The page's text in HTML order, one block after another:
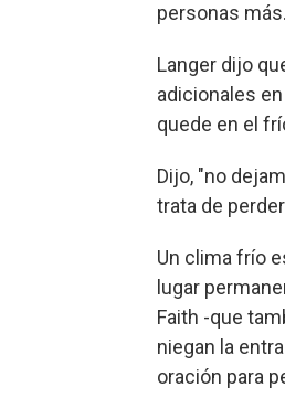
personas más.
Langer dijo
adicionales
quede en el
Dijo, "no
trata de
Un clima frío
lugar
Faith -que
niegan la
oración para